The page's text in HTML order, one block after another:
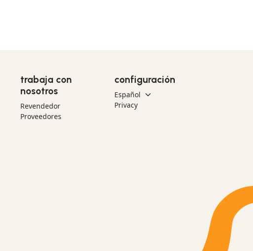
trabaja con
nosotros
Revendedor
Proveedores
configuración
Privacy